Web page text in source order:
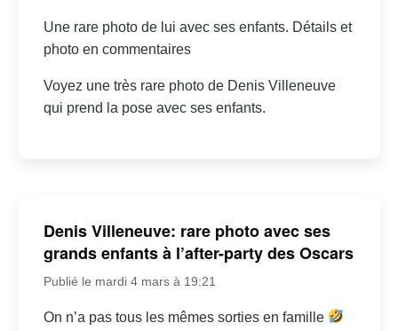
Une rare photo de lui avec ses enfants. Détails et
photo en commentaires
Voyez une très rare photo de Denis Villeneuve
qui prend la pose avec ses enfants.
Denis Villeneuve: rare photo avec ses
grands enfants à l’after-party des Oscars
Publié le mardi 4 mars à 19:21
On n’a pas tous les mêmes sorties en famille